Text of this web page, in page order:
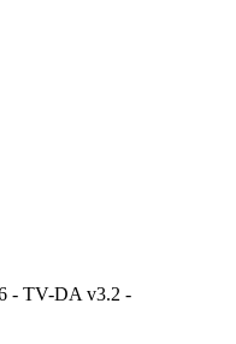
- TV-DA v3.2 -